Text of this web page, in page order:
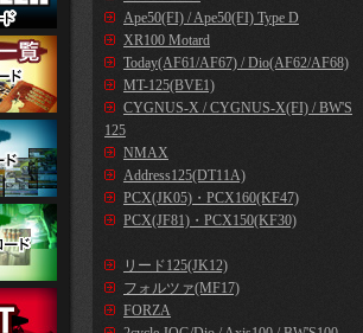
Ape50(FI) / Ape50(FI) Type D
XR100 Motard
Today(AF61/AF67) / Dio(AF62/AF68)
MT-125(BVE1)
CYGNUS-X / CYGNUS-X(FI) / BW'S
125
NMAX
Address125(DT11A)
PCX(JK05)・PCX160(KF47)
PCX(JF81)・PCX150(KF30)
リード125(JK12)
フォルツァ(MF17)
FORZA